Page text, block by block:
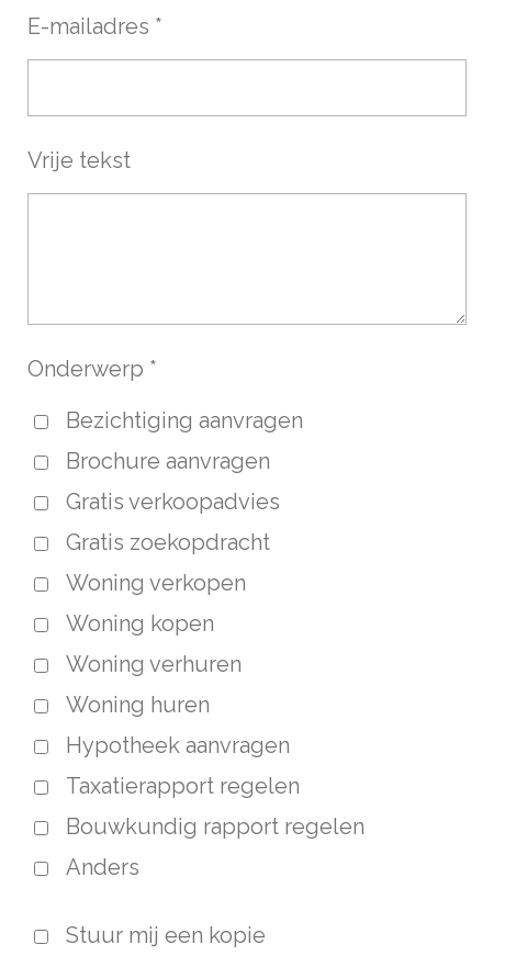
E-mailadres *
Vrije tekst
Onderwerp *
Bezichtiging aanvragen
Brochure aanvragen
Gratis verkoopadvies
Gratis zoekopdracht
Woning verkopen
Woning kopen
Woning verhuren
Woning huren
Hypotheek aanvragen
Taxatierapport regelen
Bouwkundig rapport regelen
Anders
Stuur mij een kopie